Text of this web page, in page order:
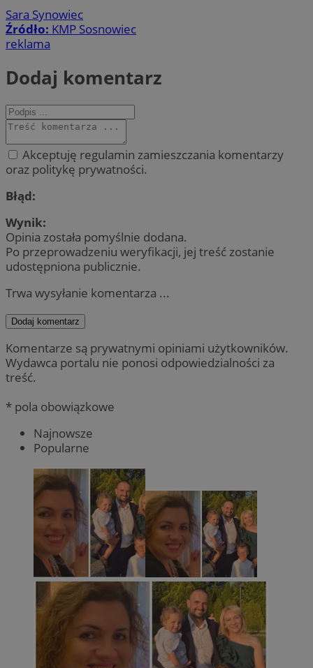
Sara Synowiec
Źródło: KMP Sosnowiec
reklama
Dodaj komentarz
Akceptuję regulamin zamieszczania komentarzy
oraz politykę prywatności.
Błąd:
Wynik:
Opinia została pomyślnie dodana.
Po przeprowadzeniu weryfikacji, jej treść zostanie
udostępniona publicznie.
Trwa wysyłanie komentarza ...
Dodaj komentarz
Komentarze są prywatnymi opiniami użytkowników.
Wydawca portalu nie ponosi odpowiedzialności za
treść.
* pola obowiązkowe
Najnowsze
Popularne